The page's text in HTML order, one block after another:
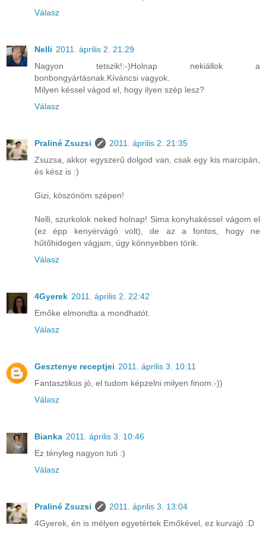
Válasz
Nelli 2011. április 2. 21:29
Nagyon tetszik!:-)Holnap nekiállok a
bonbongyártásnak.Kíváncsi vagyok.
Milyen késsel vágod el, hogy ilyen szép lesz?
Válasz
Praliné Zsuzsi
2011. április 2. 21:35
Zsuzsa, akkor egyszerű dolgod van, csak egy kis marcipán,
és kész is :)
Gizi, köszönöm szépen!
Nelli, szurkolok neked holnap! Sima konyhakéssel vágom el
(ez épp kenyérvágó volt), de az a fontos, hogy ne
hűtőhidegen vágjam, úgy könnyebben törik.
Válasz
4Gyerek 2011. április 2. 22:42
Emőke elmondta a mondhatót.
Válasz
Gesztenye receptjei 2011. április 3. 10:11
Fantasztikus jó, el tudom képzelni milyen finom:-))
Válasz
Bianka 2011. április 3. 10:46
Ez tényleg nagyon tuti :)
Válasz
Praliné Zsuzsi
2011. április 3. 13:04
4Gyerek, én is mélyen egyetértek Emőkével, ez kurvajó :D